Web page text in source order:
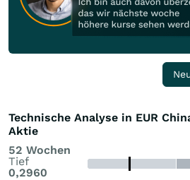
Technische Analyse in EUR
Aktie
52 Wochen
Tief
0,2960